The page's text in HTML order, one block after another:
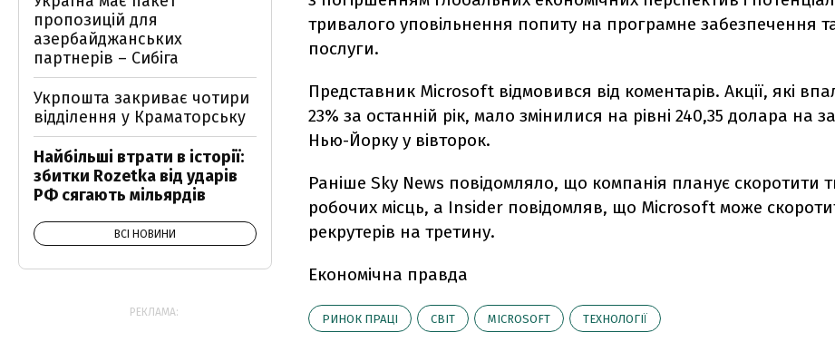
тривалого уповільнення попиту на програмне забезпечення
послуги.
Представник Microsoft відмовився від коментарів. Акції, які
23% за останній рік, мало змінилися на рівні 240,35 долара на
Нью-Йорку у вівторок.
Раніше Sky News повідомляло, що компанія планує скоротити
робочих місць, а Insider повідомляв, що Microsoft може
рекрутерів на третину.
Економічна правда
РИНОК ПРАЦІ СВІТ MICROSOFT ТЕХНОЛОГІЇ
пропозицій для
азербайджанських
партнерів – Сибіга
Укрпошта закриває чотири
відділення у Краматорську
Найбільші втрати в історії:
збитки Rozetka від ударів
РФ сягають мільярдів
ВСІ НОВИНИ
РЕКЛАМА: